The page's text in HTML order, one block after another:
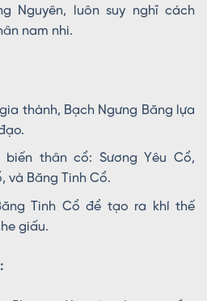
Nguyên, luôn suy nghĩ cách
nam nhi.
thành, Bạch Ngưng Băng lựa
thân cổ: Sương Yêu Cổ,
và Băng Tinh Cổ.
Tinh Cổ để tạo ra khí thế
giấu.